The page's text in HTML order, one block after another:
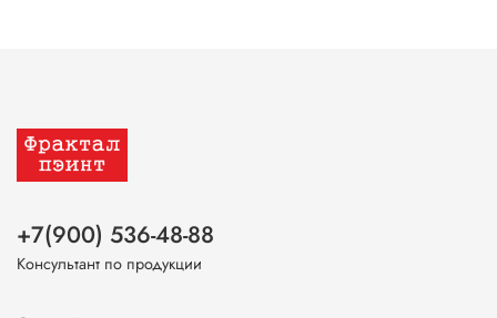
+7(900) 536-48-88
Консультант по продукции